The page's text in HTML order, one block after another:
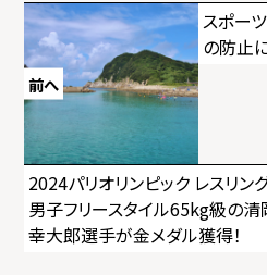
投
稿
ナ
ビ
ゲ
ー
シ
前へ
スポー
の防止
2024パリオリンピック レスリン
男子フリースタイル65kg級の清
幸大郎選手が金メダル獲得！